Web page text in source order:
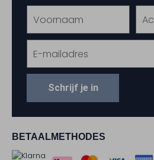
BETAALMETHODES
Schrijf je in